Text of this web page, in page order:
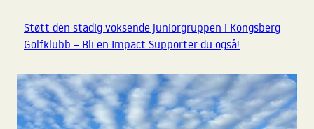
Støtt den stadig voksende juniorgruppen i Kongsberg
Golfklubb – Bli en Impact Supporter du også!